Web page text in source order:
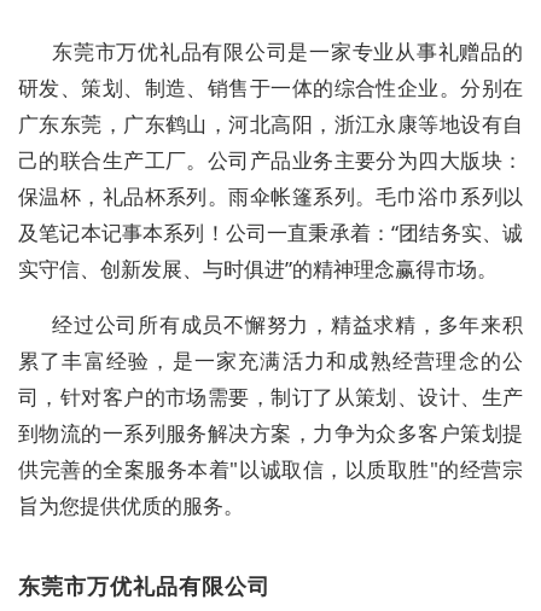
东莞市万优礼品有限公司是一家专业从事礼赠品的
研发、策划、制造、销售于一体的综合性企业。分别在
广东东莞，广东鹤山，河北高阳，浙江永康等地设有自
己的联合生产工厂。公司产品业务主要分为四大版块：
保温杯，礼品杯系列。雨伞帐篷系列。毛巾浴巾系列以
及笔记本记事本系列！公司一直秉承着：“团结务实、诚
实守信、创新发展、与时俱进”的精神理念赢得市场。
经过公司所有成员不懈努力，精益求精，多年来积
累了丰富经验，是一家充满活力和成熟经营理念的公
司，针对客户的市场需要，制订了从策划、设计、生产
到物流的一系列服务解决方案，力争为众多客户策划提
供完善的全案服务本着"以诚取信，以质取胜"的经营宗
旨为您提供优质的服务。
东莞市万优礼品有限公司